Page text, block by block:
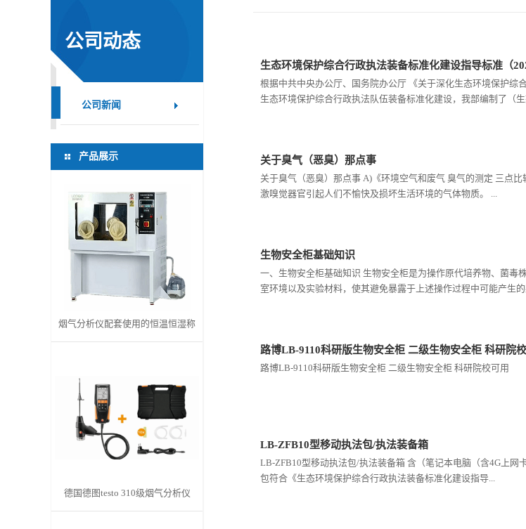
公司动态
公司新闻
产品展示
烟气分析仪配套使用的恒温恒湿称
重系统
德国德图testo 310级烟气分析仪
生态环境保护综合行政执法装备标准化建设指导标准（
根据中共中央办公厅、国务院办公厅 《关于深化生态环境保护
生态环境保护综合行政执法队伍装备标准化建设，我部编制了（
关于臭气（恶臭）那点事
关于臭气（恶臭）那点事 A)《环境空气和废气 臭气的测定 三点
激嗅觉器官引起人们不愉快及损坏生活环境的气体物质。 ...
生物安全柜基础知识
一、生物安全柜基础知识 生物安全柜是为操作原代培养物、菌
室环境以及实验材料，使其避免暴露于上述操作过程中可能产生
路博LB-9110科研版生物安全柜 二级生物安全柜 科研院
路博LB-9110科研版生物安全柜 二级生物安全柜 科研院校可用
LB-ZFB10型移动执法包/执法装备箱
LB-ZFB10型移动执法包/执法装备箱 含（笔记本电脑（含4G上
包符合《生态环境保护综合行政执法装备标准化建设指导...